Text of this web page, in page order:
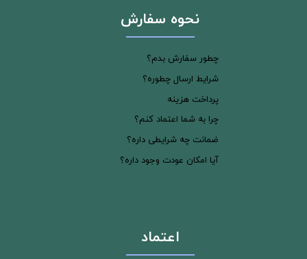
نحوه سفارش
چطور سفارش بدم؟
شرایط ارسال چطوره؟
پرداخت هزینه
چرا به شما اعتماد کنم؟
ضمانت چه شرایطی داره؟
آیا امکان عودت وجود داره؟
اعتماد